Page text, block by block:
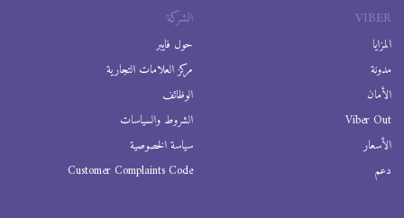
VIBER
المزايا
مدونة
الأمان
Viber Out
الأسعار
دعم
الشركة
حول فايبر
مركز العلامات التجارية
الوظائف
الشروط والسياسات
سياسة الخصوصية
Customer Complaints Code